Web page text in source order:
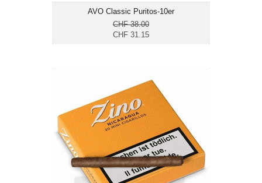
AVO Classic Puritos-10er
CHF 38.00
CHF 31.15
Zino Mini Nicaragua Cigarillos-20er
CHF 9.35
Format: Cigarillo
Ringmass: 19
Länge: 8
mittelkräftig